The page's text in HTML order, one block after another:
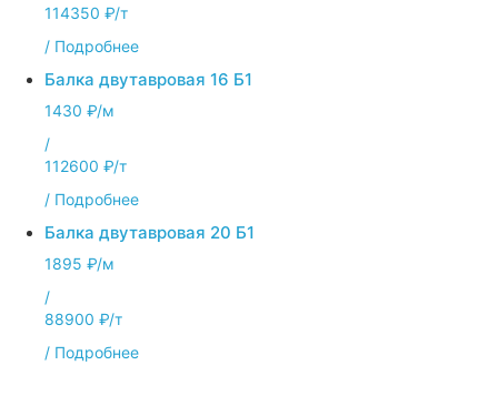
114350 ₽/т
/ Подробнее
Балка двутавровая 16 Б1
1430 ₽/м
/
112600 ₽/т
/ Подробнее
Балка двутавровая 20 Б1
1895 ₽/м
/
88900 ₽/т
/ Подробнее